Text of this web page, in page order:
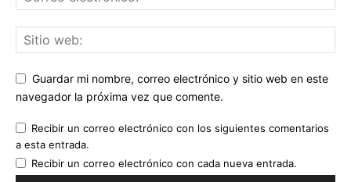
Guardar mi nombre, correo electrónico y sitio web en este
navegador la próxima vez que comente.
Recibir un correo electrónico con los siguientes comentarios
a esta entrada.
Recibir un correo electrónico con cada nueva entrada.